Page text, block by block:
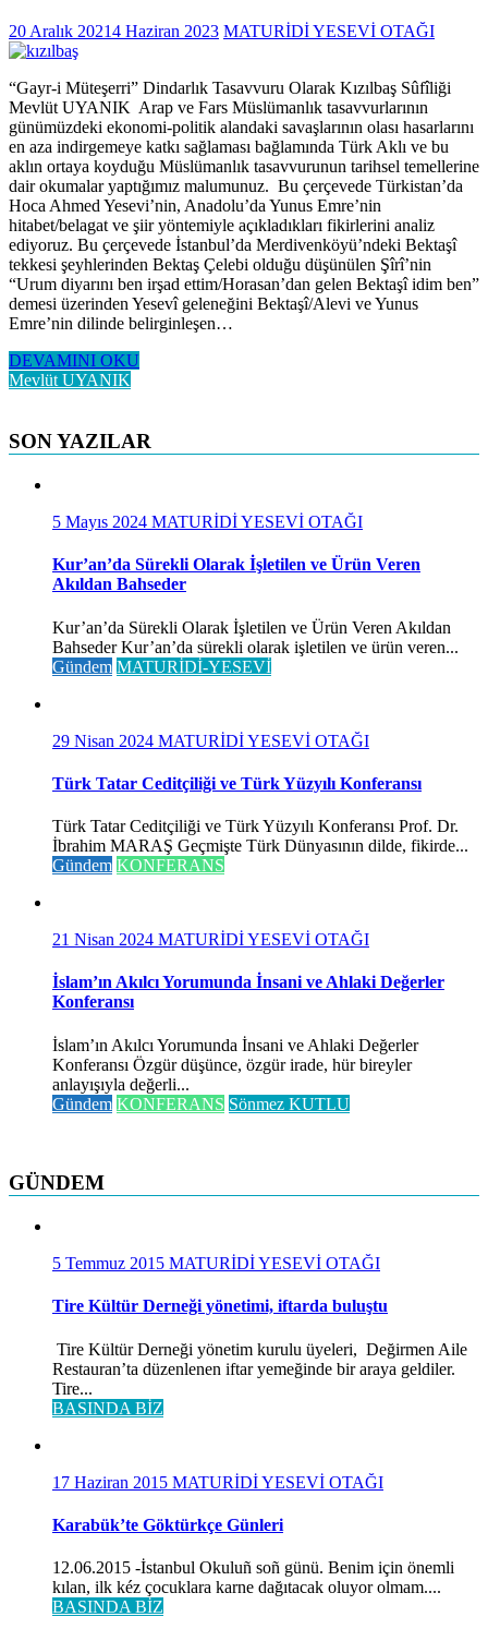
20 Aralık 20214 Haziran 2023 MATURİDİ YESEVİ OTAĞI
“Gayr-i Müteşerri” Dindarlık Tasavvuru Olarak Kızılbaş Sûfîliği
Mevlüt UYANIK Arap ve Fars Müslümanlık tasavvurlarının
günümüzdeki ekonomi-politik alandaki savaşlarının olası hasarlarını
en aza indirgemeye katkı sağlaması bağlamında Türk Aklı ve bu
aklın ortaya koyduğu Müslümanlık tasavvurunun tarihsel temellerine
dair okumalar yaptığımız malumunuz. Bu çerçevede Türkistan’da
Hoca Ahmed Yesevi’nin, Anadolu’da Yunus Emre’nin
hitabet/belagat ve şiir yöntemiyle açıkladıkları fikirlerini analiz
ediyoruz. Bu çerçevede İstanbul’da Merdivenköyü’ndeki Bektaşî
tekkesi şeyhlerinden Bektaş Çelebi olduğu düşünülen Şîrî’nin
“Urum diyarını ben irşad ettim/Horasan’dan gelen Bektaşî idim ben”
demesi üzerinden Yesevî geleneğini Bektaşî/Alevi ve Yunus
Emre’nin dilinde belirginleşen…
DEVAMINI OKU
Mevlüt UYANIK
SON YAZILAR
5 Mayıs 2024 MATURİDİ YESEVİ OTAĞI
Kur’an’da Sürekli Olarak İşletilen ve Ürün Veren
Akıldan Bahseder
Kur’an’da Sürekli Olarak İşletilen ve Ürün Veren Akıldan
Bahseder Kur’an’da sürekli olarak işletilen ve ürün veren...
Gündem MATURİDİ-YESEVİ
29 Nisan 2024 MATURİDİ YESEVİ OTAĞI
Türk Tatar Ceditçiliği ve Türk Yüzyılı Konferansı
Türk Tatar Ceditçiliği ve Türk Yüzyılı Konferansı Prof. Dr.
İbrahim MARAŞ Geçmişte Türk Dünyasının dilde, fikirde...
Gündem KONFERANS
21 Nisan 2024 MATURİDİ YESEVİ OTAĞI
İslam’ın Akılcı Yorumunda İnsani ve Ahlaki Değerler
Konferansı
İslam’ın Akılcı Yorumunda İnsani ve Ahlaki Değerler
Konferansı Özgür düşünce, özgür irade, hür bireyler
anlayışıyla değerli...
Gündem KONFERANS Sönmez KUTLU
GÜNDEM
5 Temmuz 2015 MATURİDİ YESEVİ OTAĞI
Tire Kültür Derneği yönetimi, iftarda buluştu
Tire Kültür Derneği yönetim kurulu üyeleri, Değirmen Aile
Restauran’ta düzenlenen iftar yemeğinde bir araya geldiler.
Tire...
BASINDA BİZ
17 Haziran 2015 MATURİDİ YESEVİ OTAĞI
Karabük’te Göktürkçe Günleri
12.06.2015 -İstanbul Okuluñ soñ günü. Benim için önemli
kılan, ilk kéz çocuklara karne dağıtacak oluyor olmam....
BASINDA BİZ